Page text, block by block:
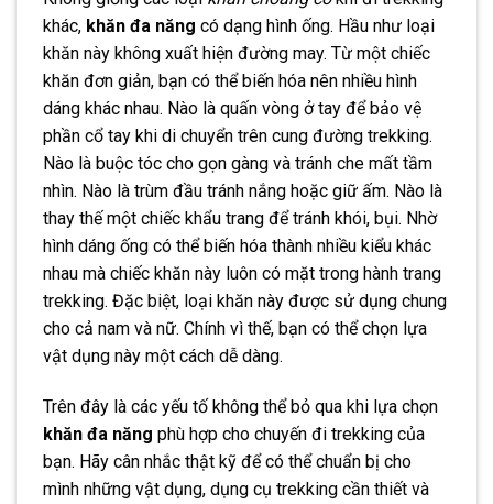
khác, khăn đa năng có dạng hình ống. Hầu như loại
khăn này không xuất hiện đường may. Từ một chiếc
khăn đơn giản, bạn có thể biến hóa nên nhiều hình
dáng khác nhau. Nào là quấn vòng ở tay để bảo vệ
phần cổ tay khi di chuyển trên cung đường trekking.
Nào là buộc tóc cho gọn gàng và tránh che mất tầm
nhìn. Nào là trùm đầu tránh nắng hoặc giữ ấm. Nào là
thay thế một chiếc khẩu trang để tránh khói, bụi. Nhờ
hình dáng ống có thể biến hóa thành nhiều kiểu khác
nhau mà chiếc khăn này luôn có mặt trong hành trang
trekking. Đặc biệt, loại khăn này được sử dụng chung
cho cả nam và nữ. Chính vì thế, bạn có thể chọn lựa
vật dụng này một cách dễ dàng.
Trên đây là các yếu tố không thể bỏ qua khi lựa chọn
khăn đa năng phù hợp cho chuyến đi trekking của
bạn. Hãy cân nhắc thật kỹ để có thể chuẩn bị cho
mình những vật dụng, dụng cụ trekking cần thiết và